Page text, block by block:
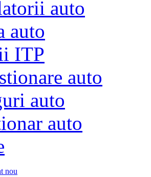
auto
auto
ITP
auto
auto
auto
nou